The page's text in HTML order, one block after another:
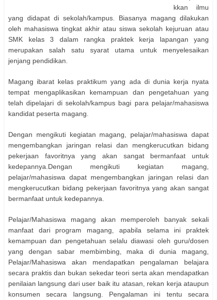
kkan ilmu
yang didapat di sekolah/kampus. Biasanya magang dilakukan
oleh mahasiswa tingkat akhir atau siswa sekolah kejuruan atau
SMK kelas 3 dalam rangka praktek kerja lapangan yang
merupakan salah satu syarat utama untuk menyelesaikan
jenjang pendidikan.
Magang ibarat kelas praktikum yang ada di dunia kerja nyata
tempat mengaplikasikan kemampuan dan pengetahuan yang
telah dipelajari di sekolah/kampus bagi para pelajar/mahasiswa
kandidat peserta magang.
Dengan mengikuti kegiatan magang, pelajar/mahasiswa dapat
mengembangkan jaringan relasi dan mengkerucutkan bidang
pekerjaan favoritnya yang akan sangat bermanfaat untuk
kedepannya.Dengan mengikuti kegiatan magang,
pelajar/mahasiswa dapat mengembangkan jaringan relasi dan
mengkerucutkan bidang pekerjaan favoritnya yang akan sangat
bermanfaat untuk kedepannya.
Pelajar/Mahasiswa magang akan memperoleh banyak sekali
manfaat dari program magang, apabila selama ini praktek
kemampuan dan pengetahuan selalu diawasi oleh guru/dosen
yang dengan sabar membimbing, maka di dunia magang,
Pelajar/Mahasiswa akan mendapatkan pengalaman belajara
secara praktis dan bukan sekedar teori serta akan mendapatkan
penilaian langsung dari user baik itu atasan, rekan kerja ataupun
konsumen secara langsung. Pengalaman ini tentu secara